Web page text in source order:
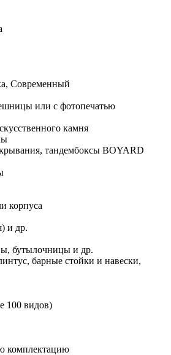
Современный
или с фотопечатью
камня
тандембоксы BOYARD
корпуса
и др.
бутылочницы и др.
барные стойки и навески,
100 видов)
комплектацию